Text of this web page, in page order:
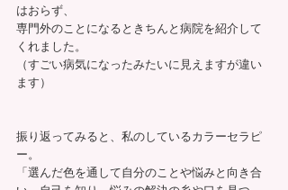
はおらず、
専門外のことになるときちんと病院を紹介して
くれました。
（すごい病気になったみたいに見えますが違い
ます）
振り返ってみると、私のしているカラーセラピ
ー。
「選んだ色を通して自分のことや悩みと向き合